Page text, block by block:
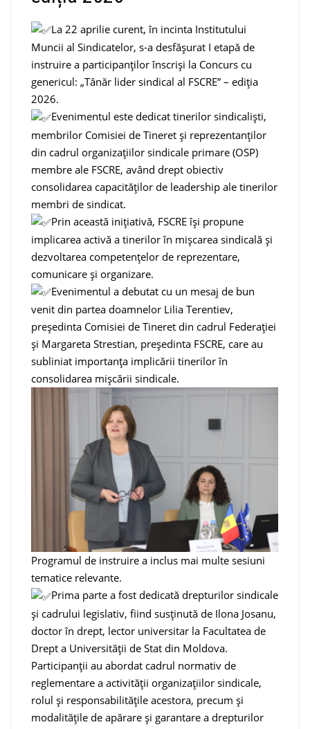
La 22 aprilie curent, în incinta Institutului
Muncii al Sindicatelor, s-a desfășurat I etapă de
instruire a participanților înscriși la Concurs cu
genericul: „Tânăr lider sindical al FSCRE” – ediția
2026.
Evenimentul este dedicat tinerilor sindicaliști,
membrilor Comisiei de Tineret și reprezentanților
din cadrul organizațiilor sindicale primare (OSP)
membre ale FSCRE, având drept obiectiv
consolidarea capacităților de leadership ale tinerilor
membri de sindicat.
Prin această inițiativă, FSCRE își propune
implicarea activă a tinerilor în mișcarea sindicală și
dezvoltarea competențelor de reprezentare,
comunicare și organizare.
Evenimentul a debutat cu un mesaj de bun
venit din partea doamnelor Lilia Terentiev,
președinta Comisiei de Tineret din cadrul Federației
și Margareta Strestian, președinta FSCRE, care au
subliniat importanța implicării tinerilor în
consolidarea mișcării sindicale.
Programul de instruire a inclus mai multe sesiuni
tematice relevante.
Prima parte a fost dedicată drepturilor sindicale
și cadrului legislativ, fiind susținută de Ilona Josanu,
doctor în drept, lector universitar la Facultatea de
Drept a Universității de Stat din Moldova.
Participanții au abordat cadrul normativ de
reglementare a activității organizațiilor sindicale,
rolul și responsabilitățile acestora, precum și
modalitățile de apărare și garantare a drepturilor